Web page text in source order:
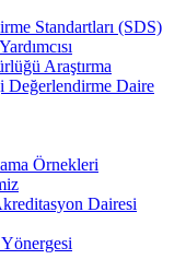
Standartları (SDS)
Araştırma
Değerlendirme Daire
Örnekleri
Dairesi